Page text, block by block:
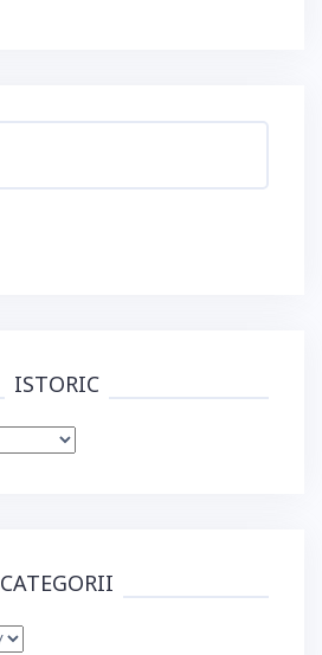
ISTORIC
CATEGORII